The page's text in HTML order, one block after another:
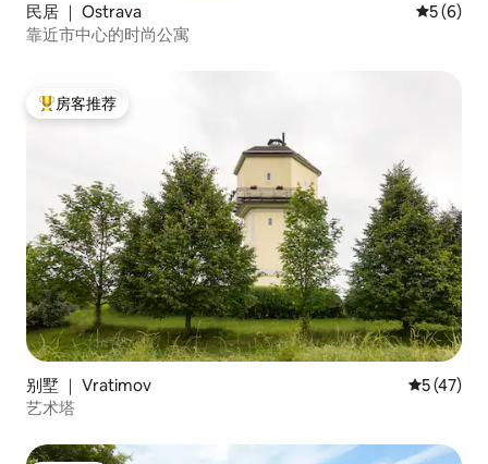
民居 ｜ Ostrava 平均评分
5 (6)
靠近市中心的时尚公寓
热门「房客推荐」
房客推荐
别墅 ｜ Vratimov 平均评分
5 (47)
艺术塔